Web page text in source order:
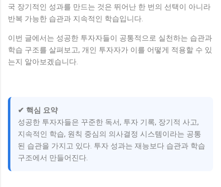
국 장기적인 성과를 만드는 것은 뛰어난 한 번의 선택이 아니라
반복 가능한 습관과 지속적인 학습입니다.
이번 글에서는 성공한 투자자들이 공통적으로 실천하는 습관과
학습 구조를 살펴보고, 개인 투자자가 이를 어떻게 적용할 수 있
는지 알아보겠습니다.
✔ 핵심 요약
성공한 투자자들은 꾸준한 독서, 투자 기록, 장기적 사고,
지속적인 학습, 원칙 중심의 의사결정 시스템이라는 공통
된 습관을 가지고 있다. 투자 성과는 재능보다 습관과 학습
구조에서 만들어진다.